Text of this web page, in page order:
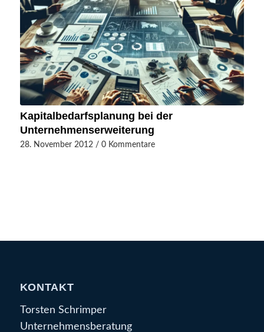
Kapitalbedarfsplanung bei der
Unternehmenserweiterung
28. November 2012 / 0 Kommentare
KONTAKT
Torsten Schrimper
Unternehmensberatung